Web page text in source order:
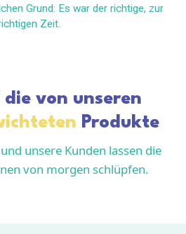
Grund: Es war der richtige, zur
Zeit.
von unseren
Produkte
unsere Kunden lassen die
von morgen schlüpfen.